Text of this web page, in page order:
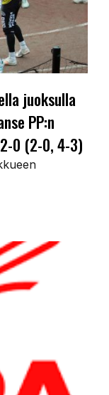
juoksulla
PP:n
0 (2-0, 4-3)